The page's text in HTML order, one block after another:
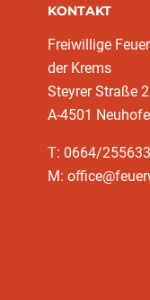
KONTAKT
Freiwillige
der Krems
Steyrer Straße
A-4501
T: 0664/
M: